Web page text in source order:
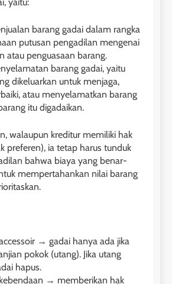
barang gadai dalam rangka
putusan pengadilan mengenai
atau penguasaan barang.
barang gadai, yaitu
dikeluarkan untuk menjaga,
atau menyelamatkan barang
itu digadaikan.
walaupun kreditur memiliki hak
preferen), ia tetap harus tunduk
bahwa biaya yang benar-
mempertahankan nilai barang
→ gadai hanya ada jika
pokok (utang). Jika utang
hapus.
→ memberikan hak